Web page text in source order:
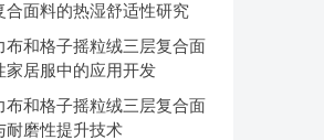
合面料的热湿舒适性研究
布和格子摇粒绒三层复合面
家居服中的应用开发
布和格子摇粒绒三层复合面
耐磨性提升技术